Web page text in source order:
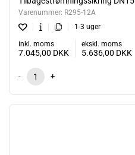
Varenummer: R295-12A
1-3 uger
inkl. moms
7.045,00 DKK
ekskl. moms
5.636,00 DKK
- +